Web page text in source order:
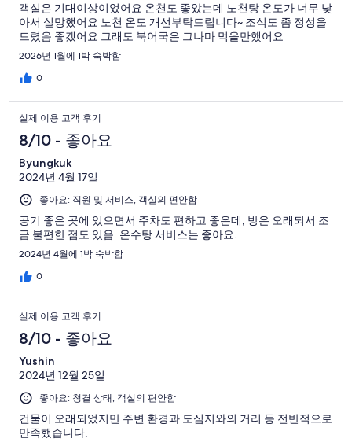
객실은 기대이상이었어요 온천도 좋았는데 노천탕 온도가 너무 낮
아서 실망했어요 노천 온도 개선부탁드립니다~ 조식도 좀 정성을
드렸음 좋겠어요 그래도 북어국은 그나마 먹을만했어요
2026년 1월에 1박 숙박함
0
실제 이용 고객 후기
8/10 - 좋아요
Byungkuk
2024년 4월 17일
좋아요: 직원 및 서비스, 객실의 편안함
공기 좋은 곳에 있으면서 주차도 편하고 좋은데, 방은 오래되서 조
금 불편한 점도 있음. 온수탕 서비스는 좋아요.
2024년 4월에 1박 숙박함
0
실제 이용 고객 후기
8/10 - 좋아요
Yushin
2024년 12월 25일
좋아요: 청결 상태, 객실의 편안함
건물이 오래되었지만 주변 환경과 도심지와의 거리 등 전반적으로
만족했습니다.